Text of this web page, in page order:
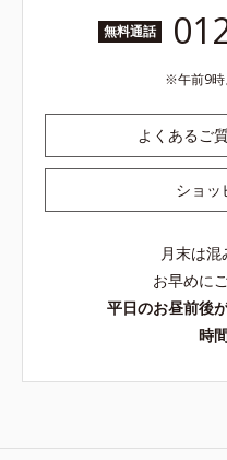
無料通話
午前9
よくあるご
ショッ
月末は
お早めに
平日のお昼前後
時